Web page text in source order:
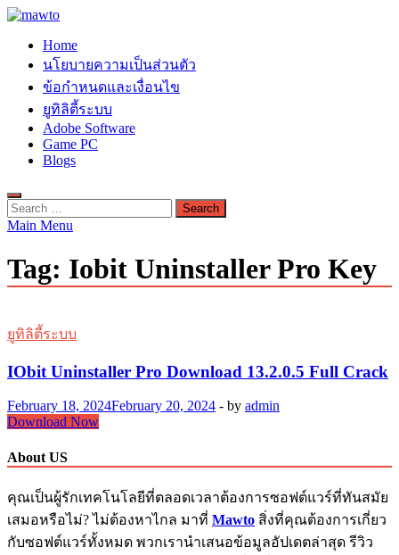
Skip
content
MAWTO
ดาวน์โหลดโปรแกรมฟรี ตัวเต็มถาวร ใหม่ 2023 ไม่ครอบลิงค์
Home
นโยบายความเป็นส่วนตัว
ข้อกำหนดและเงื่อนไข
ยูทิลิตี้ระบบ
Adobe Software
Game PC
Blogs
Search
for:
Main Menu
Tag: Iobit Uninstaller Pro Key
ยูทิลิตี้ระบบ
IObit Uninstaller Pro Download 13.2.0.5 Full Crack
February 18, 2024February 20, 2024 - by admin
IObit
Pro
Download
13.2.0.5
Full
Crack
Download Now
About US
คุณเป็นผู้รักเทคโนโลยีที่ตลอดเวลาต้องการซอฟต์แวร์ที่ทันสมัย
เสมอหรือไม่? ไม่ต้องหาไกล มาที่ Mawto สิ่งที่คุณต้องการเกี่ยว
กับซอฟต์แวร์ทั้งหมด พวกเรานำเสนอข้อมูลอัปเดตล่าสุด รีวิว